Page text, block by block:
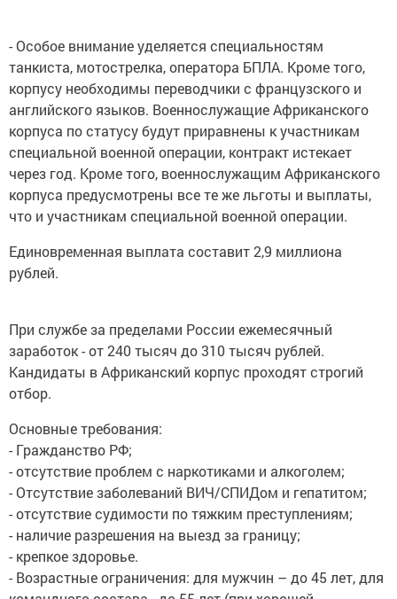
- Особое внимание уделяется специальностям
танкиста, мотострелка, оператора БПЛА. Кроме того,
корпусу необходимы переводчики с французского и
английского языков. Военнослужащие Африканского
корпуса по статусу будут приравнены к участникам
специальной военной операции, контракт истекает
через год. Кроме того, военнослужащим Африканского
корпуса предусмотрены все те же льготы и выплаты,
что и участникам специальной военной операции.
Единовременная выплата составит 2,9 миллиона
рублей.
При службе за пределами России ежемесячный
заработок - от 240 тысяч до 310 тысяч рублей.
Кандидаты в Африканский корпус проходят строгий
отбор.
Основные требования:
- Гражданство РФ;
- отсутствие проблем с наркотиками и алкоголем;
- Отсутствие заболеваний ВИЧ/СПИДом и гепатитом;
- отсутствие судимости по тяжким преступлениям;
- наличие разрешения на выезд за границу;
- крепкое здоровье.
- Возрастные ограничения: для мужчин – до 45 лет, для